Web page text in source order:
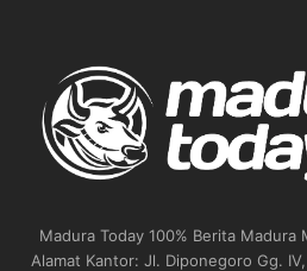
Madura Today 100% Berita Madura
Alamat Kantor: Jl. Diponegoro Gg.